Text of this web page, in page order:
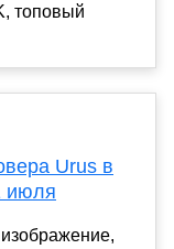
топовый
Urus в
июля